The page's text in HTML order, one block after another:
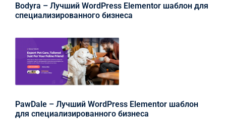
Bodyra – Лучший WordPress Elementor шаблон для
специализированного бизнеса
PawDale – Лучший WordPress Elementor шаблон
для специализированного бизнеса